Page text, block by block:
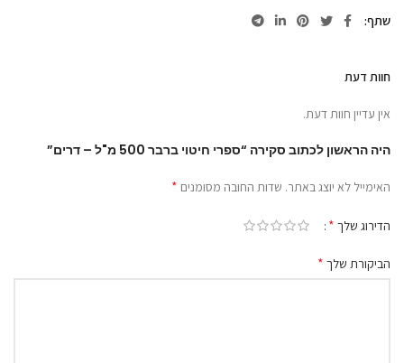
שתף
חוות דעת
אין עדיין חוות דעת.
היה הראשון לכתוב סקירה “ספרי חיטוי ברבר 500 מ"ל – דרים”
האימייל לא יוצג באתר. שדות החובה מסומנים *
הדירוג שלך *
הביקורת שלך *